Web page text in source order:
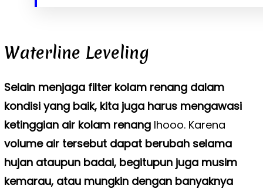
Waterline Leveling
Selain menjaga filter kolam renang dalam
kondisi yang baik, kita juga harus mengawasi
ketinggian air kolam renanglhooo. Karena
volume air tersebut dapat berubah selama
hujan ataupun badai, begitupun juga musim
kemarau, atau mungkin dengan banyaknya